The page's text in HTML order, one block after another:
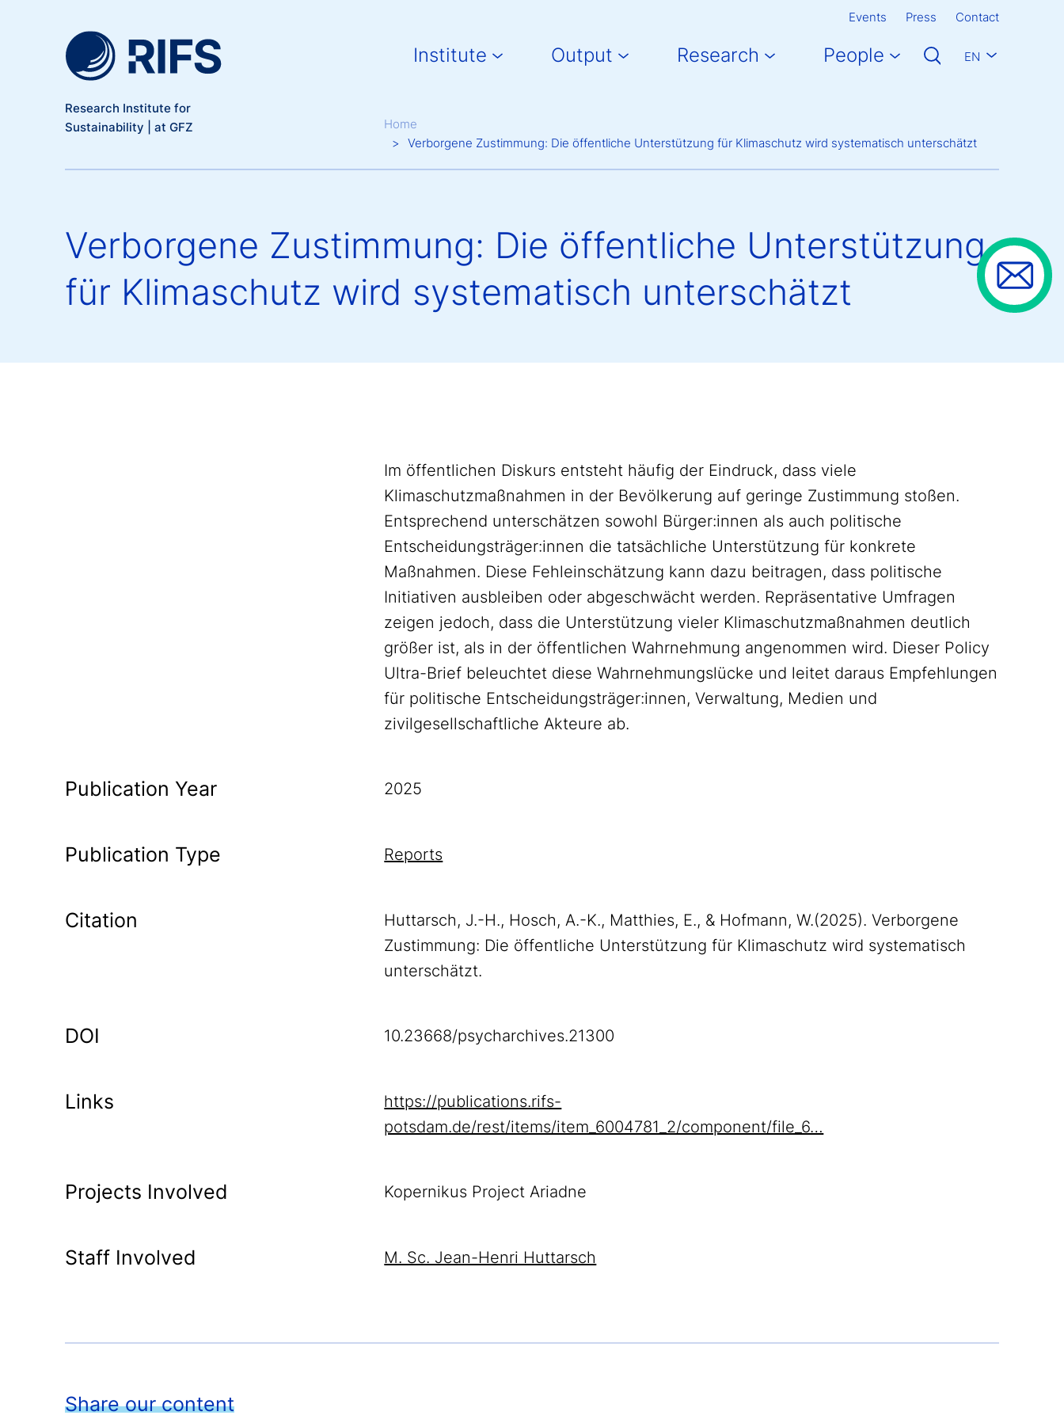
Events Press Contact
Institute Output Research People EN
Research Institute for
Sustainability | at GFZ
Breadcrumb
Home
Verborgene Zustimmung: Die öffentliche Unterstützung für Klimaschutz wird systematisch unterschätzt
Verborgene Zustimmung: Die öffentliche Unterstützung
für Klimaschutz wird systematisch unterschätzt
Im öffentlichen Diskurs entsteht häufig der Eindruck, dass viele
Klimaschutzmaßnahmen in der Bevölkerung auf geringe Zustimmung stoßen.
Entsprechend unterschätzen sowohl Bürger:innen als auch politische
Entscheidungsträger:innen die tatsächliche Unterstützung für konkrete
Maßnahmen. Diese Fehleinschätzung kann dazu beitragen, dass politische
Initiativen ausbleiben oder abgeschwächt werden. Repräsentative Umfragen
zeigen jedoch, dass die Unterstützung vieler Klimaschutzmaßnahmen deutlich
größer ist, als in der öffentlichen Wahrnehmung angenommen wird. Dieser Policy
Ultra-Brief beleuchtet diese Wahrnehmungslücke und leitet daraus Empfehlungen
für politische Entscheidungsträger:innen, Verwaltung, Medien und
zivilgesellschaftliche Akteure ab.
Publication Year 2025
Publication Type Reports
Citation
Huttarsch, J.-H., Hosch, A.-K., Matthies, E., & Hofmann, W.(2025). Verborgene
Zustimmung: Die öffentliche Unterstützung für Klimaschutz wird systematisch
unterschätzt.
DOI 10.23668/psycharchives.21300
Links
https://publications.rifs-
potsdam.de/rest/items/item_6004781_2/component/file_6…
Projects Involved Kopernikus Project Ariadne
Staff Involved M. Sc. Jean-Henri Huttarsch
Share our content